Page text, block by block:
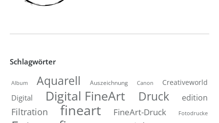
Schlagwörter
Album Aquarell Auszeichnung Canon Creativeworld
Digital Digital FineArt Druck edition
Filtration fineart FineArt-Druck Fotodrucke